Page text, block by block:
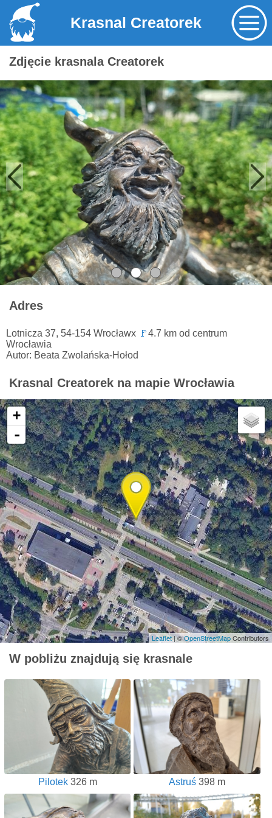
Krasnal Creatorek
Zdjęcie krasnala Creatorek
Adres
Lotnicza 37, 54-154 Wrocławx 🚩4.7 km od centrum
Wrocławia
Autor: Beata Zwolańska-Hołod
Krasnal Creatorek na mapie Wrocławia
+
-
Leaflet| ©OpenStreetMapContributors
W pobliżu znajdują się krasnale
Pilotek326 m Astruś398 m